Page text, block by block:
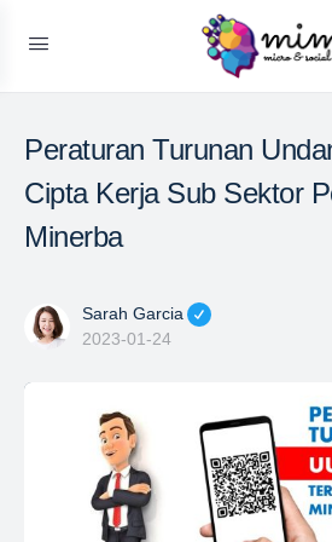
Peraturan Turunan
Cipta Kerja Sub Sektor
Minerba
Sarah Garcia
2023-01-24